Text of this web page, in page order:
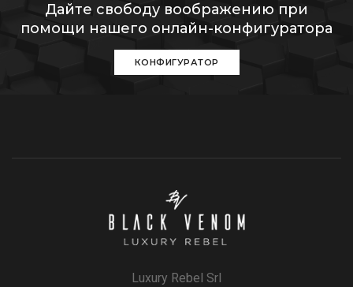
Дайте свободу воображению при
помощи нашего онлайн-конфигуратора
КОНФИГУРАТОР
Luxury Rebel Srl